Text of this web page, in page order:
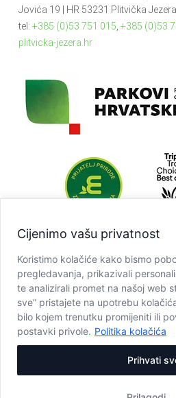
Cijenimo vašu privatnost
Koristimo kolačiće kako bismo
pregledavanja, prikazivali
te analizirali promet na našoj web
sve” pristajete na upotrebu
bilo kojem trenutku promijeniti ili
postavki privole. Politika kolačića
Prihvati
Jovića 19 | HR 53231 Plitvička Jezera
tel: +385 (0)53 751 015, +385 (0)53
plitvicka-jezera.hr